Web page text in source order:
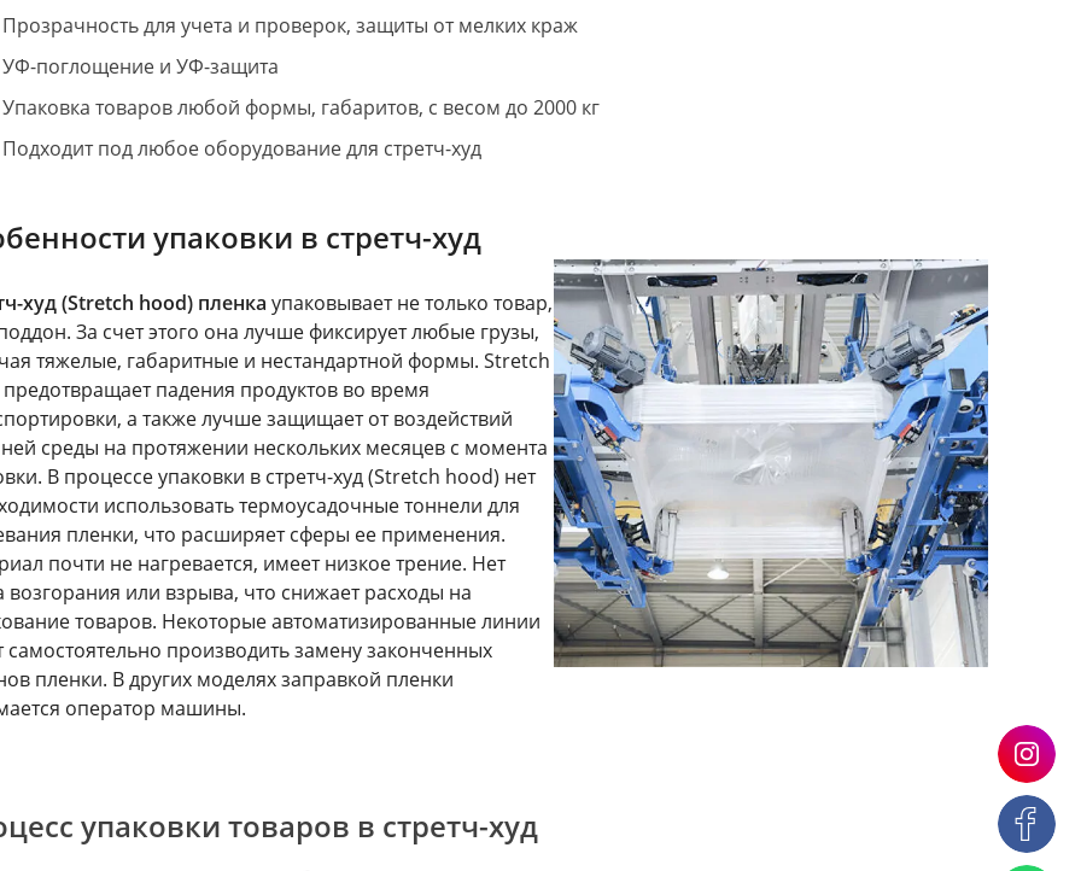
Прозрачность для учета и проверок, защиты от мелких краж
УФ-поглощение и УФ-защита
Упаковка товаров любой формы, габаритов, с весом до 2000 кг
Подходит под любое оборудование для стретч-худ
упаковки в стретч-худ
худ (Stretch hood) пленка упаковывает не только товар,
За счет этого она лучше фиксирует любые грузы,
тяжелые, габаритные и нестандартной формы. Stretch
падения продуктов во время
а также лучше защищает от воздействий
среды на протяжении нескольких месяцев с момента
В процессе упаковки в стретч-худ (Stretch hood) нет
использовать термоусадочные тоннели для
пленки, что расширяет сферы ее применения.
почти не нагревается, имеет низкое трение. Нет
возгорания или взрыва, что снижает расходы на
товаров. Некоторые автоматизированные линии
самостоятельно производить замену законченных
пленки. В других моделях заправкой пленки
оператор машины.
упаковки товаров в стретч-худ